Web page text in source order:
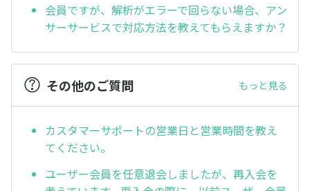
会員ですが、解析がエラーで回らない場合、アン
サーサービスで対応方法を教えてもらえますか？
その他のご質問 もっと見る
カスタマーサポートの営業日と営業時間を教え
てください。
ユーザー会員を任意退会しましたが、再入会を